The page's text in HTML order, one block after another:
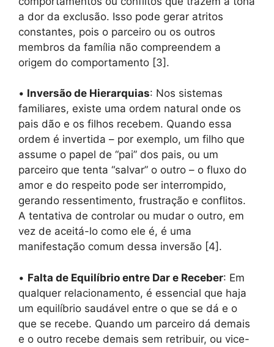
a dor da exclusão. Isso pode gerar atritos
constantes, pois o parceiro ou os outros
membros da família não compreendem a
origem do comportamento [3].
• Inversão de Hierarquias: Nos sistemas
familiares, existe uma ordem natural onde os
pais dão e os filhos recebem. Quando essa
ordem é invertida – por exemplo, um filho que
assume o papel de “pai” dos pais, ou um
parceiro que tenta “salvar” o outro – o fluxo do
amor e do respeito pode ser interrompido,
gerando ressentimento, frustração e conflitos.
A tentativa de controlar ou mudar o outro, em
vez de aceitá-lo como ele é, é uma
manifestação comum dessa inversão [4].
• Falta de Equilíbrio entre Dar e Receber: Em
qualquer relacionamento, é essencial que haja
um equilíbrio saudável entre o que se dá e o
que se recebe. Quando um parceiro dá demais
e o outro recebe demais sem retribuir, ou vice-